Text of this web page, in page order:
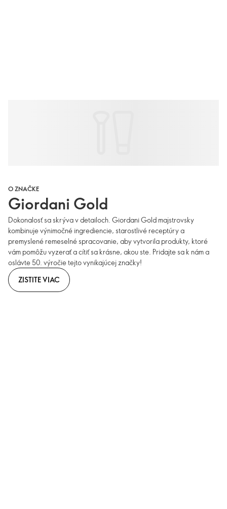
O ZNAČKE
Giordani Gold
Dokonalosť sa skrýva v detailoch. Giordani Gold majstrovsky
kombinuje výnimočné ingrediencie, starostlivé receptúry a
premyslené remeselné spracovanie, aby vytvorila produkty, ktoré
vám pomôžu vyzerať a cítiť sa krásne, akou ste. Pridajte sa k nám a
oslávte 50. výročie tejto vynikajúcej značky!
ZISTITE VIAC